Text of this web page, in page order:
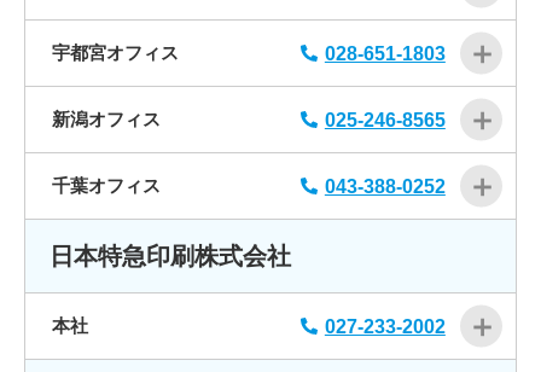
宇都宮オフィス 028-651-1803
新潟オフィス 025-246-8565
千葉オフィス 043-388-0252
日本特急印刷株式会社
本社 027-233-2002